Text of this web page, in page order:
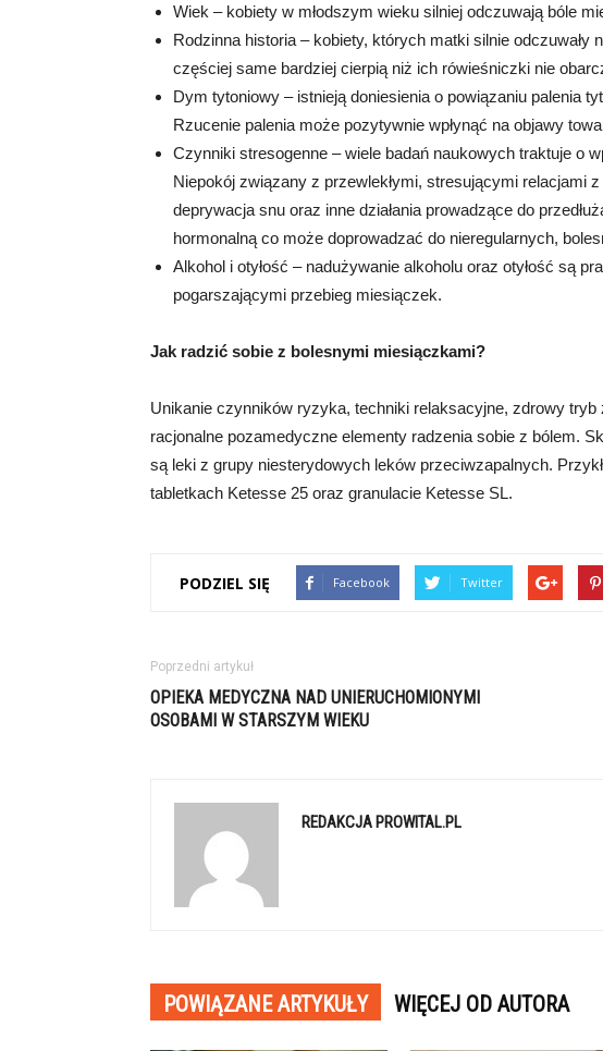
Wiek – kobiety w młodszym wieku silniej odczuwają bóle
Rodzinna historia – kobiety, których matki silnie
częściej same bardziej cierpią niż ich rówieśniczki nie
Dym tytoniowy – istnieją doniesienia o powiązaniu palenia
Rzucenie palenia może pozytywnie wpłynąć na objawy
Czynniki stresogenne – wiele badań naukowych traktuje o
Niepokój związany z przewlekłymi, stresującymi relacjami
deprywacja snu oraz inne działania prowadzące do
hormonalną co może doprowadzać do nieregularnych,
Alkohol i otyłość – nadużywanie alkoholu oraz otyłość są
pogarszającymi przebieg miesiączek.
Jak radzić sobie z bolesnymi miesiączkami?
Unikanie czynników ryzyka, techniki relaksacyjne, zdrowy
racjonalne pozamedyczne elementy radzenia sobie z bólem.
są leki z grupy niesterydowych leków przeciwzapalnych.
tabletkach Ketesse 25 oraz granulacie Ketesse SL.
PODZIEL SIĘ Facebook Twitter
Poprzedni artykuł
OPIEKA MEDYCZNA NAD UNIERUCHOMIONYMI
OSOBAMI W STARSZYM WIEKU
REDAKCJA PROWITAL.PL
POWIĄZANE ARTYKUŁY WIĘCEJ OD AUTORA